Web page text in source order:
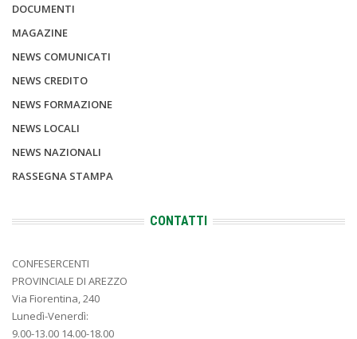
DOCUMENTI
MAGAZINE
NEWS COMUNICATI
NEWS CREDITO
NEWS FORMAZIONE
NEWS LOCALI
NEWS NAZIONALI
RASSEGNA STAMPA
CONTATTI
CONFESERCENTI
PROVINCIALE DI AREZZO
Via Fiorentina, 240
Lunedì-Venerdì:
9.00-13.00 14.00-18.00